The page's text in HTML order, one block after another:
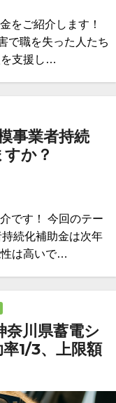
をご紹介します！
で職を失った人たち
を支援し…
事業者持続
か？
です！ 今回のテー
続化補助金は次年
性は高いで…
奈川県蓄電シ
1/3、上限額